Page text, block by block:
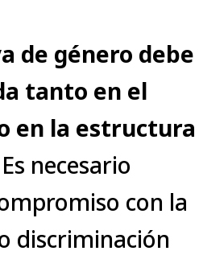
de género debe
tanto en el
en la estructura
necesario
con la
discriminación